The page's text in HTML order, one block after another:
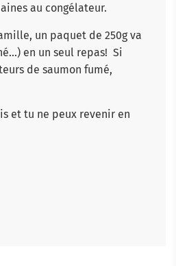
au congélateur.
un paquet de 250g va
en un seul repas! Si
de saumon fumé,
et tu ne peux revenir en